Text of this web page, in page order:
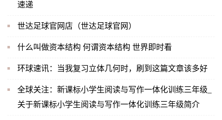
速递
世达足球官网店（世达足球官网）
什么叫做资本结构 何谓资本结构 世界即时看
环球速讯：当我复习立体几何时，刷到这篇文章该多好
全球关注：新课标小学生阅读与写作一体化训练三年级_
关于新课标小学生阅读与写作一体化训练三年级简介